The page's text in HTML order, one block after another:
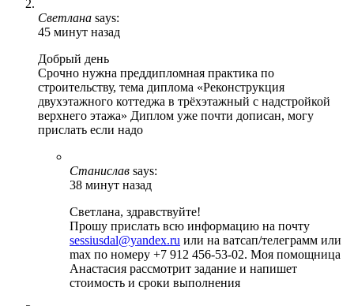
Светлана says:
45 минут назад
Добрый день
Срочно нужна преддипломная практика по
строительству, тема диплома «Реконструкция
двухэтажного коттеджа в трёхэтажный с надстройкой
верхнего этажа» Диплом уже почти дописан, могу
прислать если надо
Станислав says:
38 минут назад
Светлана, здравствуйте!
Прошу прислать всю информацию на почту
sessiusdal@yandex.ru или на ватсап/телеграмм или
max по номеру +7 912 456-53-02. Моя помощница
Анастасия рассмотрит задание и напишет
стоимость и сроки выполнения